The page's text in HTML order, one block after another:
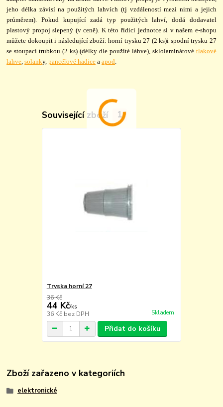
jeho délka závisí na použitých lahvích (tj vzdáleností mezi nimi a jejich
průměrem). Pokud kupující zadá typ použitých lahví, dodá dodavatel
plastový propoj slepený (v ceně). K této řídicí jednotce si v našem e-shopu
můžete dokoupit i následující zboží: horní trysku 27 (2 ks)i spodní trysku 27
se stoupací trubkou (2 ks) (délky dle použité láhve), sklolaminátové tlakové
lahve,solanky,pancéřové hadice aapod.
Související zboží 1
Tryska horní 27
36 Kč
44 Kč/ks
36 Kč bez DPH Skladem
Přidat do košíku
Zboží zařazeno v kategoriích
elektronické